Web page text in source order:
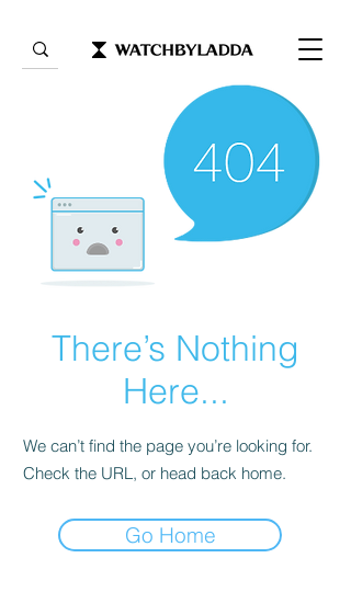
There’s Nothing
Here...
We can’t find the page you’re looking for.
Check the URL, or head back home.
Go Home